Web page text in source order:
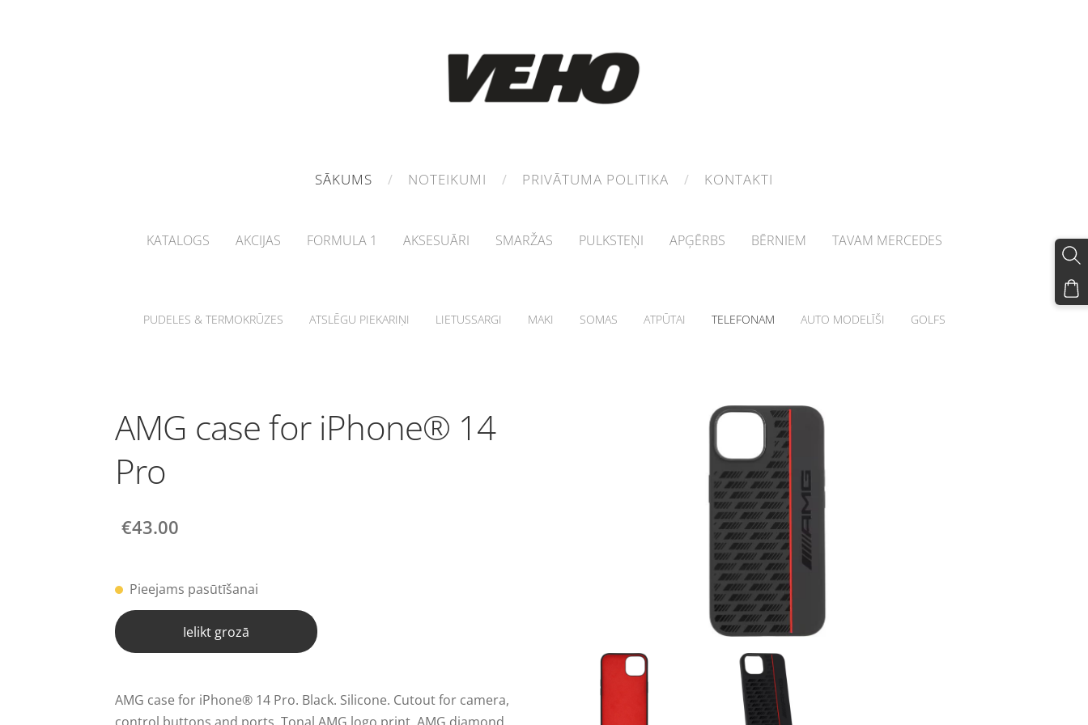
SĀKUMS NOTEIKUMI PRIVĀTUMA POLITIKA KONTAKTI
KATALOGS AKCIJAS FORMULA 1 AKSESUĀRI SMARŽAS PULKSTEŅI APĢĒRBS BĒRNIEM TAVAM MERCEDES
PUDELES & TERMOKRŪZES ATSLĒGU PIEKARIŅI LIETUSSARGI MAKI SOMAS ATPŪTAI TELEFONAM AUTO MODELĪŠI GOLFS
AMG case for iPhone® 14
Pro
€43.00
Pieejams pasūtīšanai
Ielikt grozā
AMG case for iPhone® 14 Pro. Black. Silicone. Cutout for camera,